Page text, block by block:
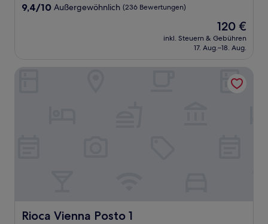
9.4
9,4/10 Außergewöhnlich (236 Bewertungen)
Der
Preis
beträgt
120 €
inkl. Steuern & Gebühren
17. Aug.–18. Aug.
Rioca Vienna Posto 1
Rioca Vienna Posto 1